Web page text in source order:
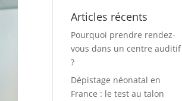
Articles récents
Pourquoi prendre rendez-
vous dans un centre auditif
?
Dépistage néonatal en
France : le test au talon